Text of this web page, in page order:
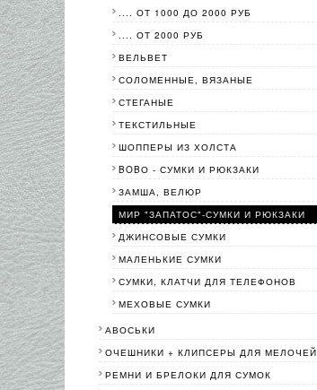
.... ОТ 1000 ДО 2000 РУБ
.... ОТ 2000 РУБ
ВЕЛЬВЕТ
СОЛОМЕННЫЕ, ВЯЗАНЫЕ
СТЕГАНЫЕ
ТЕКСТИЛЬНЫЕ
ШОППЕРЫ ИЗ ХОЛСТА
BOBО - СУМКИ И РЮКЗАКИ
ЗАМША, ВЕЛЮР
МИР "ЗАПАТОС"-СУМКИ И РЮКЗАКИ
ДЖИНСОВЫЕ СУМКИ
МАЛЕНЬКИЕ СУМКИ
СУМКИ, КЛАТЧИ ДЛЯ ТЕЛЕФОНОВ
МЕХОВЫЕ СУМКИ
АВОСЬКИ
ОЧЕШНИКИ + КЛИПСЕРЫ ДЛЯ МЕЛОЧЕЙ
РЕМНИ И БРЕЛОКИ ДЛЯ СУМОК